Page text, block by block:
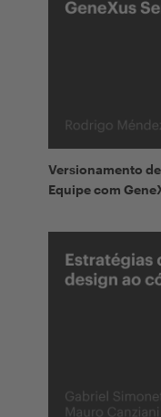
Versionamento
Equipe com